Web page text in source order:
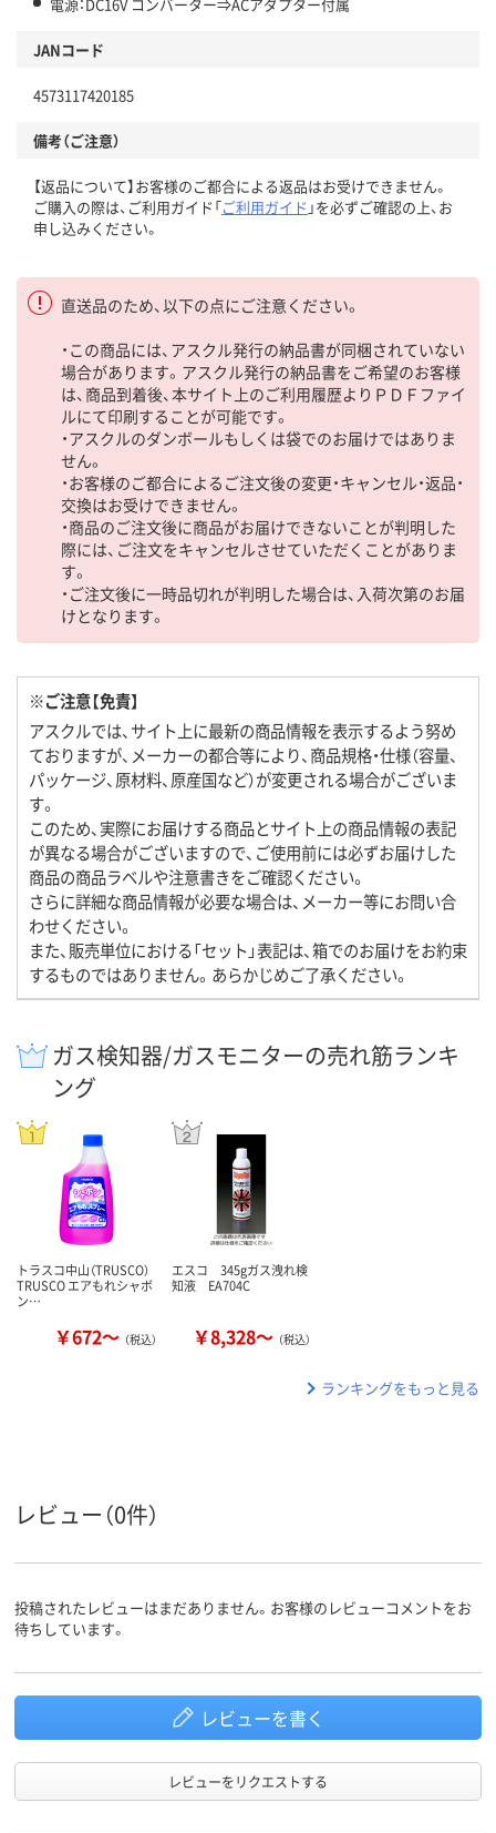
JANコード
4573117420185
備考（ご注意）
【返品について】お客様のご都合による返品はお受けできません。
ご購入の際は、ご利用ガイド「ご利用ガイド 」を必ずご確認の上、お
申し込みください。
直送品のため、以下の点にご注意ください。
・この商品には、アスクル発行の納品書が同梱されていない
場合があります。アスクル発行の納品書をご希望のお客様
は、商品到着後、本サイト上のご利用履歴よりＰＤＦファイ
ルにて印刷することが可能です。
・アスクルのダンボールもしくは袋でのお届けではありま
せん。
・お客様のご都合によるご注文後の変更・キャンセル・返品・
交換はお受けできません。
・商品のご注文後に商品がお届けできないことが判明した
際には、ご注文をキャンセルさせていただくことがありま
す。
・ご注文後に一時品切れが判明した場合は、入荷次第のお届
けとなります。
※ご注意【免責】
アスクルでは、サイト上に最新の商品情報を表示するよう努め
ておりますが、メーカーの都合等により、商品規格・仕様（容量、
パッケージ、原材料、原産国など）が変更される場合がございま
す。
このため、実際にお届けする商品とサイト上の商品情報の表記
が異なる場合がございますので、ご使用前には必ずお届けした
商品の商品ラベルや注意書きをご確認ください。
さらに詳細な商品情報が必要な場合は、メーカー等にお問い合
わせください。
また、販売単位における「セット」表記は、箱でのお届けをお約束
するものではありません。あらかじめご了承ください。
ガス検知器/ガスモニターの売れ筋ランキ
ング
トラスコ中山（TRUSCO）
TRUSCO エアもれシャボ
ン…
￥672～ （税込）
エスコ 345gガス洩れ検
知液 EA704C
￥8,328～ （税込）
ランキングをもっと見る
レビュー（0件）
投稿されたレビューはまだありません。お客様のレビューコメントをお
待ちしています。
レビューを書く
レビューをリクエストする